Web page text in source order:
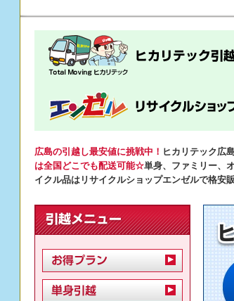
広島の引越し最安値に挑戦中！ ヒカリテック広
は全国どこでも配送可能☆単身、ファミリー、
イクル品はリサイクルショップエンゼルで格安販